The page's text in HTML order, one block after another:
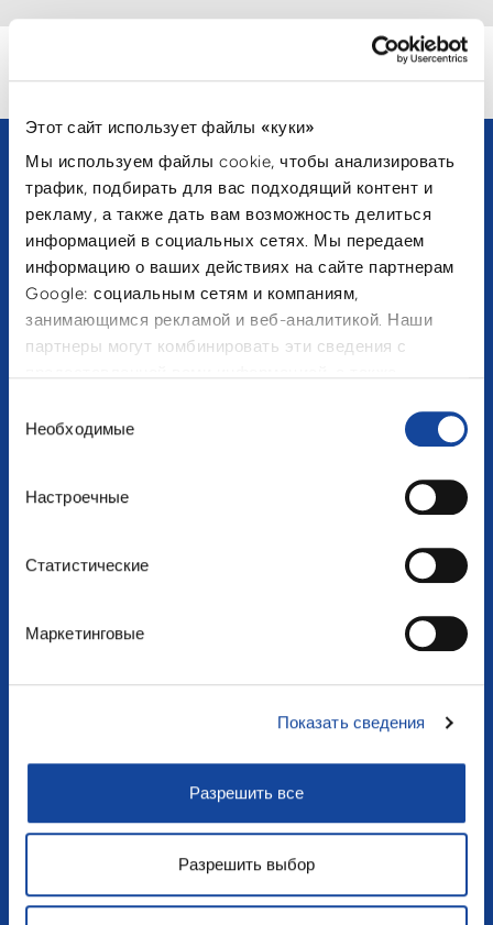
Этот сайт использует файлы «куки»
Мы используем файлы cookie, чтобы анализировать
трафик, подбирать для вас подходящий контент и
рекламу, а также дать вам возможность делиться
информацией в социальных сетях. Мы передаем
информацию о ваших действиях на сайте партнерам
Google: социальным сетям и компаниям,
занимающимся рекламой и веб-аналитикой. Наши
партнеры могут комбинировать эти сведения с
вами их сервисов.
согласия
Необходимые
Настроечные
Статистические
Маркетинговые
Показать сведения
Разрешить все
Разрешить выбор
МЕДИА
Более 30 лет многочисленные производители
стеклянной бутылки и других емкостей во всем мире
полагаются на систему управления возвратно-
оборотной тарой Cartonplast. Совершите с нами
путешествие в мир Cartonplast. Вы сможете увидеть, как
мы работаем и узнаете больше о наших планах и
важных событиях.
Пожалуйста
смотреть
CARTONPLAST POOLING SERVICES: CAN LAYER PAD
WASHING LINES